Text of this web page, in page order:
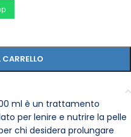
ml è un trattamento
per lenire e nutrire la pelle
chi desidera prolungare